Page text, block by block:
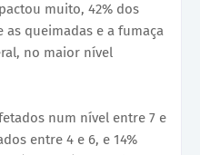
muito, 42% dos
queimadas e a fumaça
no maior nível
num nível entre 7 e
entre 4 e 6, e 14%